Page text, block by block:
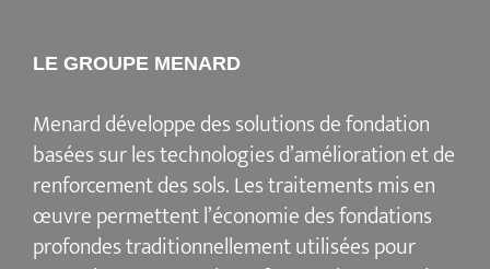
LE GROUPE MENARD
Menarddéveloppe des solutions de fondation
basées sur lestechnologies d’amélioration et de
renforcement des sols. Les traitements mis en
œuvre permettent l’économie des fondations
profondes traditionnellement utilisées pour